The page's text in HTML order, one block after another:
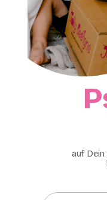
auf